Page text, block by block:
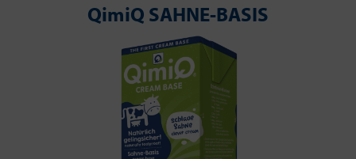
QimiQ SAHNE-BASIS